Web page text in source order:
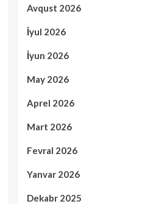
Avqust 2026
İyul 2026
İyun 2026
May 2026
Aprel 2026
Mart 2026
Fevral 2026
Yanvar 2026
Dekabr 2025